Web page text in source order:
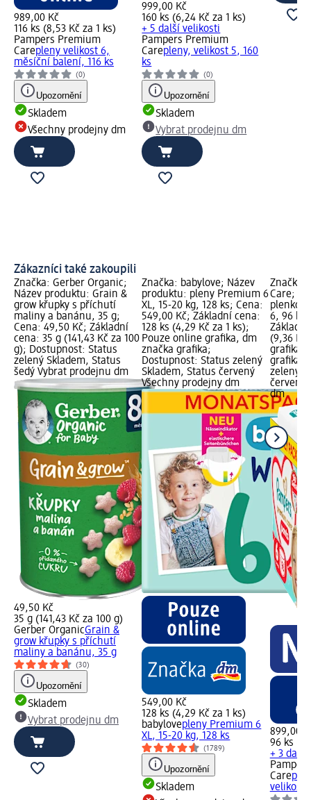
989,00 Kč
116 ks (8,53 Kč za 1 ks)
Pampers Premium
Carepleny velikost 6,
měsíční balení, 116 ks
(0)
Upozornění
Skladem
Všechny prodejny dm
999,00 Kč
160 ks (6,24 Kč za 1 ks)
+ 5 další velikosti
Pampers Premium
Carepleny, velikost 5, 160
ks
(0)
Upozornění
Skladem
Vybrat prodejnu dm
Zákazníci také zakoupili
Značka: Gerber Organic;
Název produktu: Grain &
grow křupky s příchutí
maliny a banánu, 35 g;
Cena: 49,50 Kč; Základní
cena: 35 g (141,43 Kč za 100
g); Dostupnost: Status
zelený Skladem, Status
šedý Vybrat prodejnu dm
49,50 Kč
35 g (141,43 Kč za 100 g)
Gerber OrganicGrain &
grow křupky s příchutí
maliny a banánu, 35 g
(30)
Upozornění
Skladem
Vybrat prodejnu dm
Značka: babylove; Název
produktu: pleny Premium 6
XL, 15-20 kg, 128 ks; Cena:
549,00 Kč; Základní cena:
128 ks (4,29 Kč za 1 ks);
Pouze online grafika, dm
značka grafika;
Dostupnost: Status zelený
Skladem, Status červený
Všechny prodejny dm
549,00 Kč
128 ks (4,29 Kč za 1 ks)
babylovepleny Premium 6
XL, 15-20 kg, 128 ks
(1789)
Upozornění
Skladem
Značka:
Care;
6, 96 ks;
(9,36 Kč
grafika,
grafika;
zelený
červený
dm
899,00
96 ks
+ 3 další
Care
velikost